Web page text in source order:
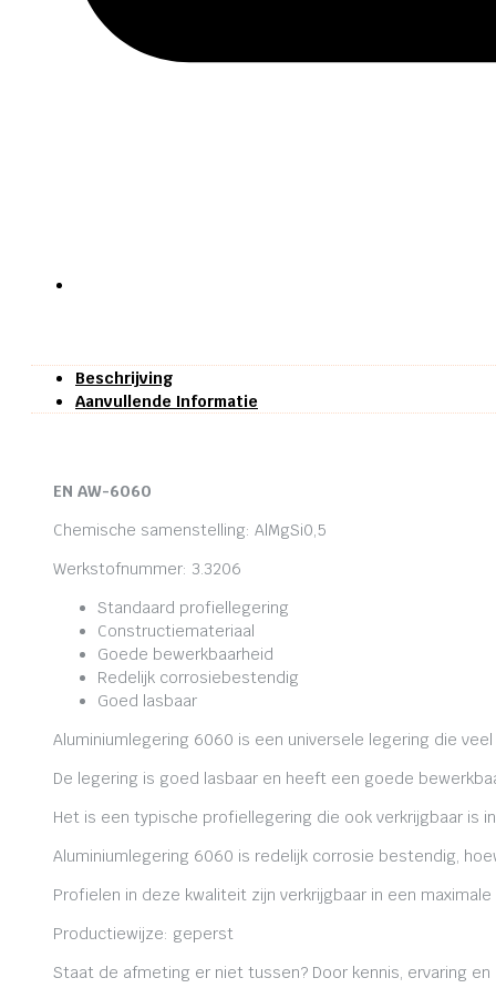
Beschrijving
Aanvullende Informatie
EN AW-6060
Chemische samenstelling: AlMgSi0,5
Werkstofnummer: 3.3206
Standaard profiellegering
Constructiemateriaal
Goede bewerkbaarheid
Redelijk corrosiebestendig
Goed lasbaar
Aluminiumlegering 6060 is een universele legering die
De legering is goed lasbaar en heeft een goede
Het is een typische profiellegering die ook verkrijgbaar is
Aluminiumlegering 6060 is redelijk corrosie bestendig,
Profielen in deze kwaliteit zijn verkrijgbaar in een
Productiewijze: geperst
Staat de afmeting er niet tussen? Door kennis, ervaring